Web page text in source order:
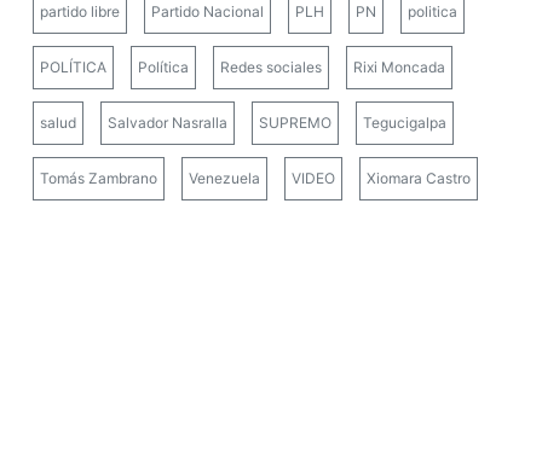
partido libre Partido Nacional PLH PN politica
POLÍTICA Política Redes sociales Rixi Moncada
salud Salvador Nasralla SUPREMO Tegucigalpa
Tomás Zambrano Venezuela VIDEO Xiomara Castro